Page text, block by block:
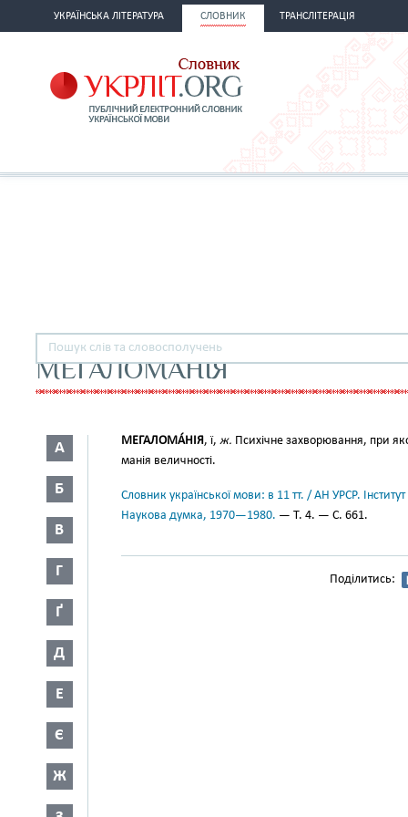
УКРАЇНСЬКА ЛІТЕРАТУРА СЛОВНИК ТРАНСЛІТЕРАЦІЯ
МЕГАЛОМАНІЯ
А
Б
В
Г
Ґ
Д
Е
Є
Ж
МЕГАЛОМА́НІЯ, ї, ж. Психічне захворювання, при
манія величності.
Словник української мови: в 11 тт. / АН УРСР.
Наукова думка, 1970—1980. — Т. 4. — С. 661.
Поділитись: